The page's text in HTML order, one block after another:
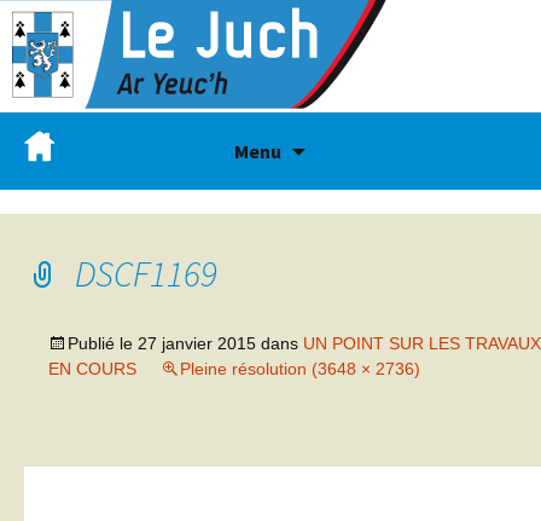
Menu
DSCF1169
Publié le 27 janvier 2015 dans UN POINT SUR LES TRAVAUX
EN COURS
Pleine résolution (3648 × 2736)